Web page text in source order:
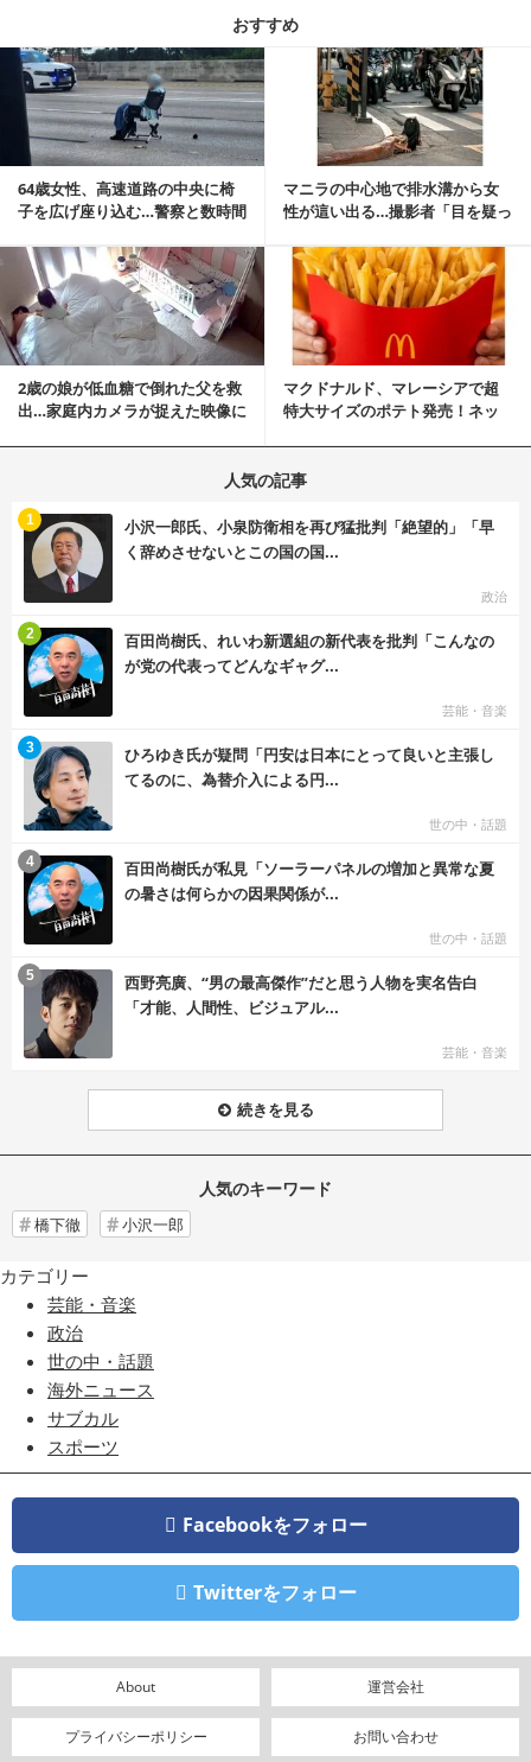
おすすめ
64歳女性、高速道路の中央に椅
子を広げ座り込む…警察と数時間
マニラの中心地で排水溝から女
性が這い出る…撮影者「目を疑っ
記事を読む
2歳の娘が低血糖で倒れた父を救
出…家庭内カメラが捉えた映像に
マクドナルド、マレーシアで超
特大サイズのポテト発売！ネッ
記事を読む
人気の記事
小沢一郎氏、小泉防衛相を再び猛批判「絶望的」「早
く辞めさせないとこの国の国...
政治
1
百田尚樹氏、れいわ新選組の新代表を批判「こんなの
が党の代表ってどんなギャグ...
芸能・音楽
2
ひろゆき氏が疑問「円安は日本にとって良いと主張し
てるのに、為替介入による円...
世の中・話題
3
百田尚樹氏が私見「ソーラーパネルの増加と異常な夏
の暑さは何らかの因果関係が...
世の中・話題
4
西野亮廣、“男の最高傑作”だと思う人物を実名告白
「才能、人間性、ビジュアル...
芸能・音楽
5
続きを見る
人気のキーワード
橋下徹 小沢一郎
カテゴリー
芸能・音楽
政治
世の中・話題
海外ニュース
サブカル
スポーツ
Facebookをフォロー
Twitterをフォロー
About 運営会社
プライバシーポリシー お問い合わせ